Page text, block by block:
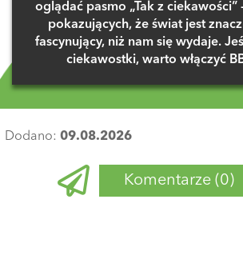
oglądać pasmo „Tak z ciekawości”
pokazujących, że świat jest
fascynujący, niż nam się wydaje.
ciekawostki, warto włączyć
Dodano: 09.08.2026
Komentarze (0)